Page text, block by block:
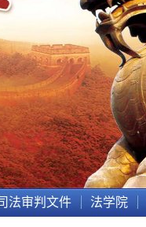
法审判文件 法学院